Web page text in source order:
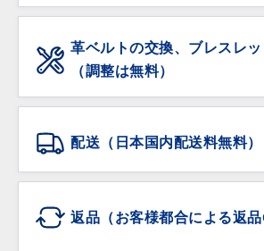
を含む）を施してから販売しており
※ 過去3年以内にオーバーホールされ
す。
保証期間内の自然故障は無料で修理
理対応となりますので予めご了承く
修理・調整をご希望の場合は保証書
クレジットカード
革ベルトの交換、ブレスレ
（調整は無料）
サイズ調整をご希望の場合は、ご注
整希望」の旨をご記入下さい。無料に
ズに調整いたします。
在庫がある品物は即日お渡し可能で
※ コマを付け足す場合は、有料にな
すのでご相談下さい。
配送（日本国内配送料無料）
配送会社:ヤマト運輸・佐川急便
返品（お客様都合による返品